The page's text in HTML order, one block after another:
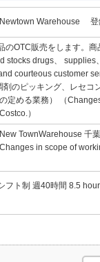
Warehouse 登
のOTC販売をします。
stocks drugs、 supplies
courteous customer
のピッキング、レセコ
定める業務） （
）
TownWarehouse 千
in scope of
フト制 週40時間 8.5